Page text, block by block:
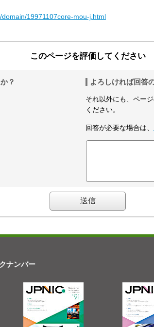
19971107core-mou-j.html
このページを評価してください
？ よろしければ回答
それ以外にも、ペー
ください。
回答が必要な場合は、
ナンバー